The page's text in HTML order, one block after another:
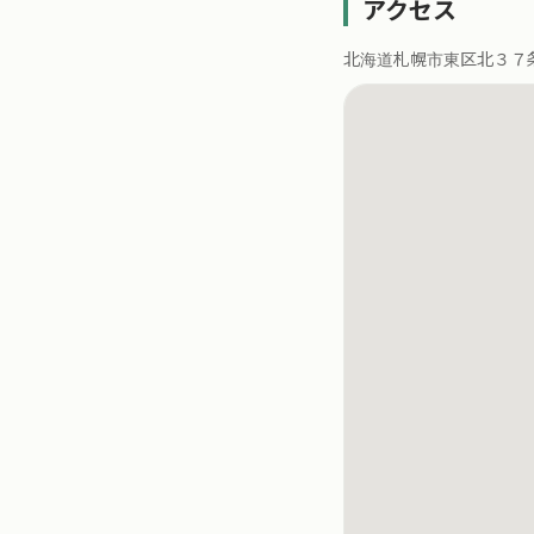
アクセス
北海道札幌市東区北３７